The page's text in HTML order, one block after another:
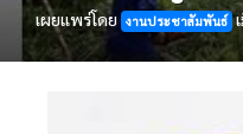
เผยแพร่โดย งานประชาสัมพันธ์